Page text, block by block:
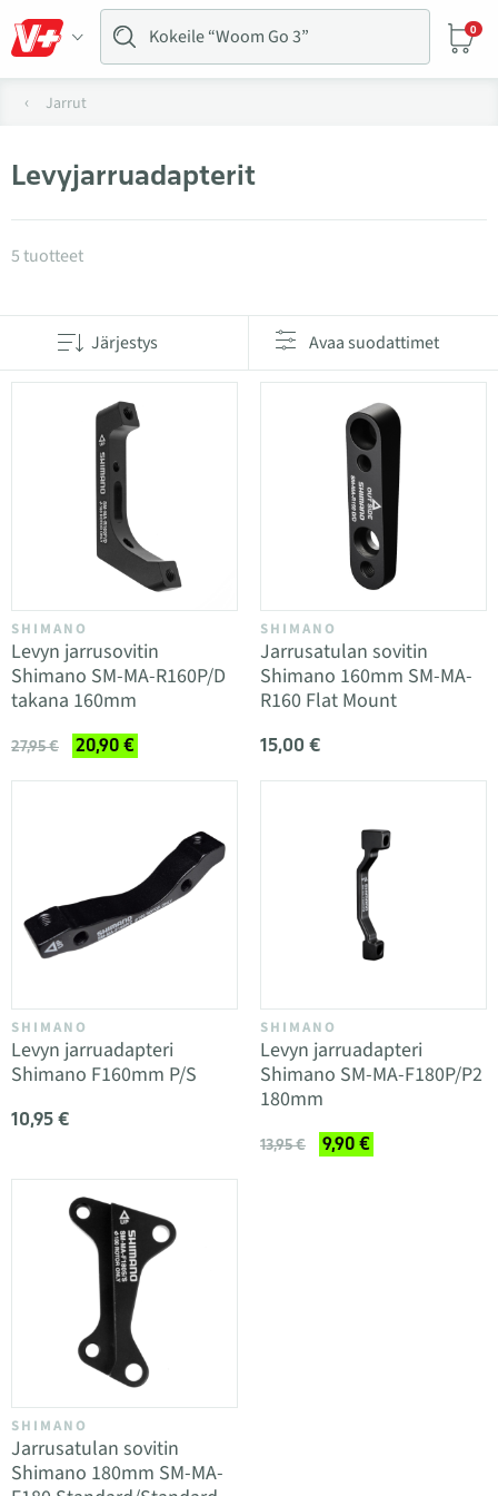
0
Jarrut
Levyjarruadapterit
Tuotteet kategoriassa Levyjarruadapterit
5 tuotteet
Järjestys Avaa suodattimet
SHIMANO
Levyn jarrusovitin
Shimano SM-MA-R160P/D
takana 160mm
27,95 € 20,90 €
SHIMANO
Jarrusatulan sovitin
Shimano 160mm SM-MA-
R160 Flat Mount
15,00 €
SHIMANO
Levyn jarruadapteri
Shimano F160mm P/S
10,95 €
SHIMANO
Levyn jarruadapteri
Shimano SM-MA-F180P/P2
180mm
13,95 € 9,90 €
SHIMANO
Jarrusatulan sovitin
Shimano 180mm SM-MA-